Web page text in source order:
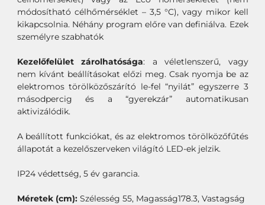
módosítható célhőmérséklet – 3,5 °C), vagy mikor kell
kikapcsolnia. Néhány program előre van definiálva. Ezek
személyre szabhatók
Kezelőfelület zárolhatósága: a véletlenszerű, vagy
nem kívánt beállításokat előzi meg. Csak nyomja be az
elektromos törölközőszárító le-fel “nyilát” egyszerre 3
másodpercig és a “gyerekzár” automatikusan
aktivizálódik.
A beállított funkciókat, és az elektromos törölközőfűtés
állapotát a kezelőszerveken világító LED-ek jelzik.
IP24 védettség, 5 év garancia.
Méretek (cm):Szélesség 55, Magasság178.3, Vastagság